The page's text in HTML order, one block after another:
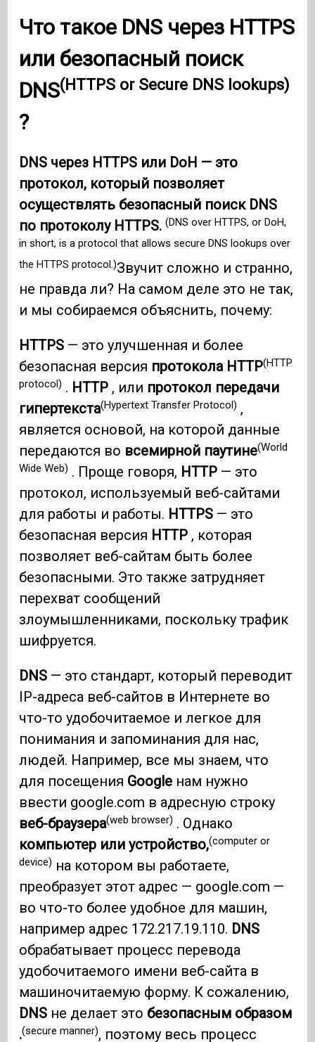
Что такое DNS через HTTPS
или безопасный поиск
DNS(HTTPS or Secure DNS lookups)
?
DNS через HTTPS или DoH — это
протокол, который позволяет
осуществлять безопасный поиск DNS
по протоколу HTTPS.(DNS over HTTPS, or DoH,
in short, is a protocol that allows secure DNS lookups over
the HTTPS protocol.)Звучит сложно и странно,
не правда ли? На самом деле это не так,
и мы собираемся объяснить, почему:
HTTPS — это улучшенная и более
безопасная версия протокола HTTP(HTTP
protocol) . HTTP , или протокол передачи
гипертекста(Hypertext Transfer Protocol) ,
является основой, на которой данные
передаются во всемирной паутине(World
Wide Web) . Проще говоря, HTTP — это
протокол, используемый веб-сайтами
для работы и работы. HTTPS — это
безопасная версия HTTP , которая
позволяет веб-сайтам быть более
безопасными. Это также затрудняет
перехват сообщений
злоумышленниками, поскольку трафик
шифруется.
DNS — это стандарт, который переводит
IP-адреса веб-сайтов в Интернете во
что-то удобочитаемое и легкое для
понимания и запоминания для нас,
людей. Например, все мы знаем, что
для посещения Google нам нужно
ввести google.com в адресную строку
веб-браузера(web browser) . Однако
компьютер или устройство,(computer or
device) на котором вы работаете,
преобразует этот адрес — google.com —
во что-то более удобное для машин,
например адрес 172.217.19.110. DNS
обрабатывает процесс перевода
удобочитаемого имени веб-сайта в
машиночитаемую форму. К сожалению,
DNS не делает это безопасным образом
.(secure manner), поэтому весь процесс